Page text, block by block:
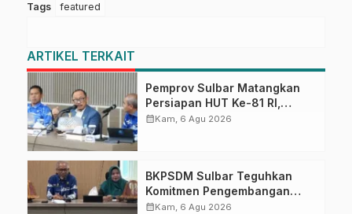
Tags featured
ARTIKEL TERKAIT
Pemprov Sulbar Matangkan
Persiapan HUT Ke-81 RI,
Puncak Upacara di Lapangan
calendar_monthKam, 6 Agu 2026
BKPSDM Sulbar Teguhkan
Komitmen Pengembangan
Kompetensi ASN melalui
calendar_monthKam, 6 Agu 2026